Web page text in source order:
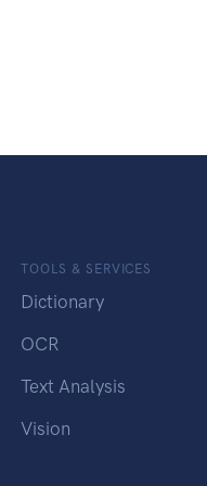
TOOLS & SERVICES
Dictionary
OCR
Text Analysis
Vision